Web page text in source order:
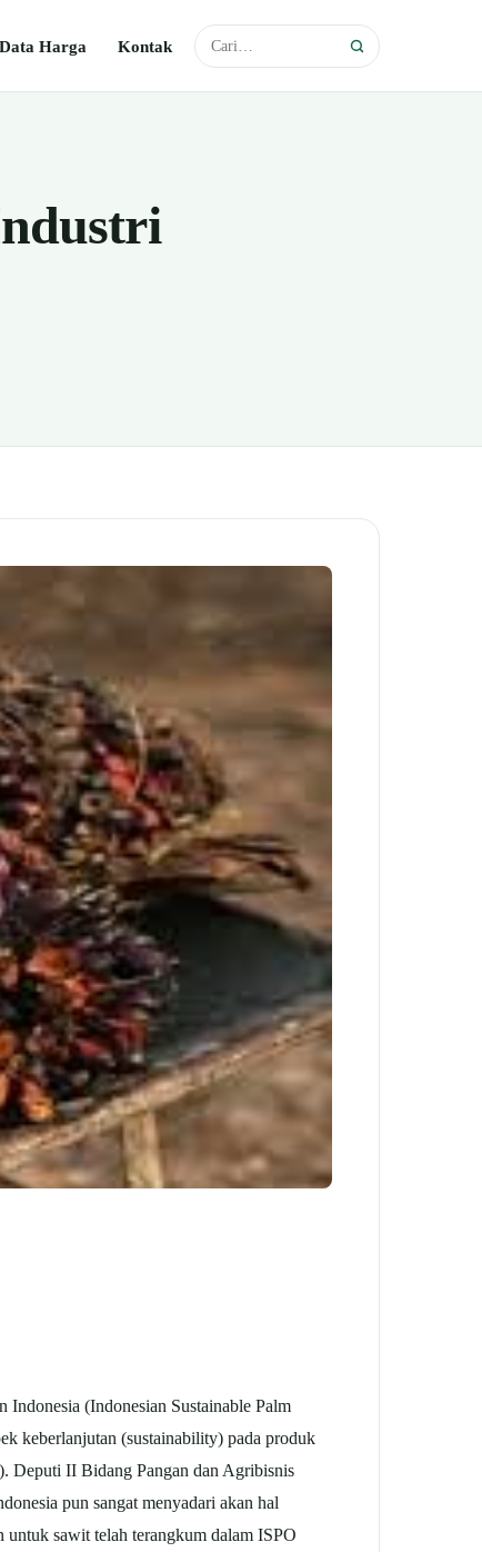
Data Harga Kontak
(Indonesian Sustainable Palm
keberlanjutan (sustainability) pada produk
Deputi II Bidang Pangan dan Agribisnis
pun sangat menyadari akan hal
untuk sawit telah terangkum dalam ISPO